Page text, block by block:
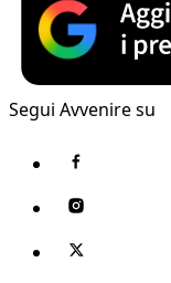
Segui Avvenire su